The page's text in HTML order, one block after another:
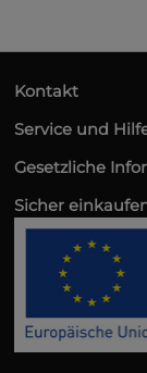
Kontakt
Service und
Gesetzliche
Sicher